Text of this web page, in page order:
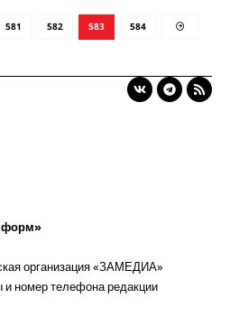
581 582 583 584
организация «ЗАМЕДИА»
и номер телефона редакции